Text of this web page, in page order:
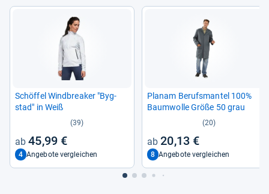
Schöf­fel Wind­brea­ker "Byg­
stad" in Weiß
(39)
45,99 €
4 Angebote vergleichen
Pla­nam Berufs­man­tel 100%
Baum­wolle Größe 50 grau
(20)
20,13 €
8 Angebote vergleichen